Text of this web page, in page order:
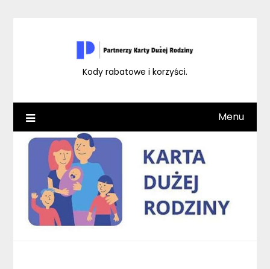
Kody rabatowe i korzyści.
Menu